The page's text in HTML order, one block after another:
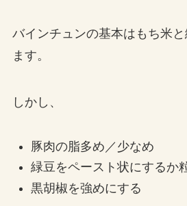
バインチュンの基本はもち米
ます。
しかし、
豚肉の脂多め／少なめ
緑豆をペースト状にするか
黒胡椒を強めにする